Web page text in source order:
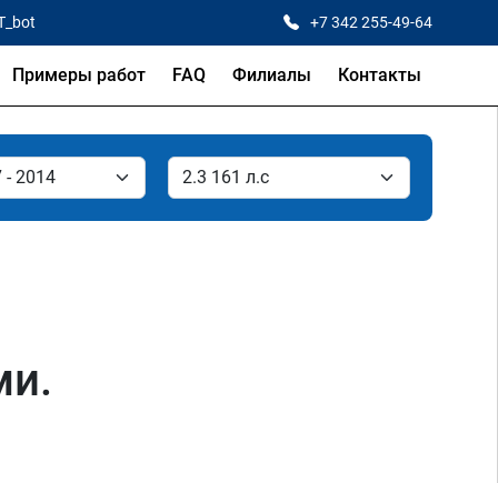
+7 342 255-49-64
Примеры работ FAQ Филиалы Контакты